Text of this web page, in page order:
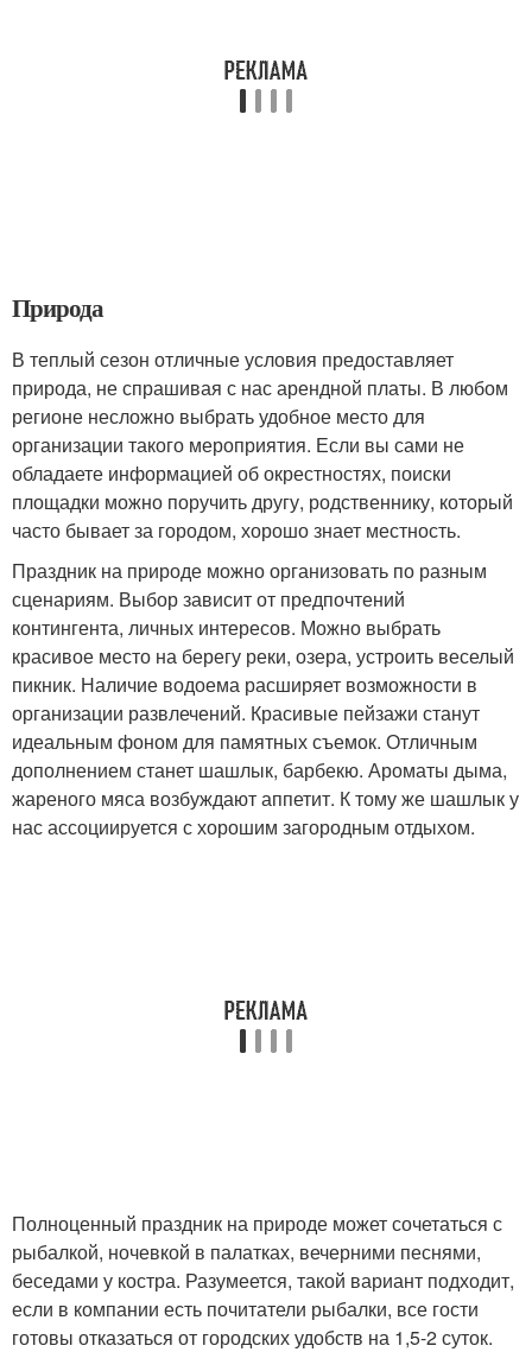
Природа
В теплый сезон отличные условия предоставляет
природа, не спрашивая с нас арендной платы. В любом
регионе несложно выбрать удобное место для
организации такого мероприятия. Если вы сами не
обладаете информацией об окрестностях, поиски
площадки можно поручить другу, родственнику, который
часто бывает за городом, хорошо знает местность.
Праздник на природе можно организовать по разным
сценариям. Выбор зависит от предпочтений
контингента, личных интересов. Можно выбрать
красивое место на берегу реки, озера, устроить веселый
пикник. Наличие водоема расширяет возможности в
организации развлечений. Красивые пейзажи станут
идеальным фоном для памятных съемок. Отличным
дополнением станет шашлык, барбекю. Ароматы дыма,
жареного мяса возбуждают аппетит. К тому же шашлык у
нас ассоциируется с хорошим загородным отдыхом.
Полноценный праздник на природе может сочетаться с
рыбалкой, ночевкой в палатках, вечерними песнями,
беседами у костра. Разумеется, такой вариант подходит,
если в компании есть почитатели рыбалки, все гости
готовы отказаться от городских удобств на 1,5-2 суток.